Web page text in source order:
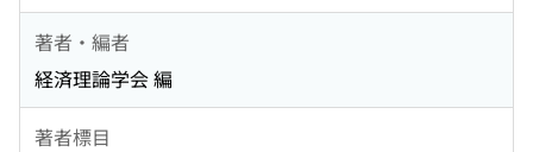
著者・編者
経済理論学会 編
著者標目